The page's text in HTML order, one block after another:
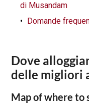
di Musandam
Domande
Dove
delle migliori
Mapofwhere to